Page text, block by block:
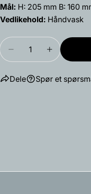
Mål: H: 205 mm B: 160
Vedlikehold: Håndvask
Mengde
Reduser antallet
Øk
Dele Spør et
Feltene merket med